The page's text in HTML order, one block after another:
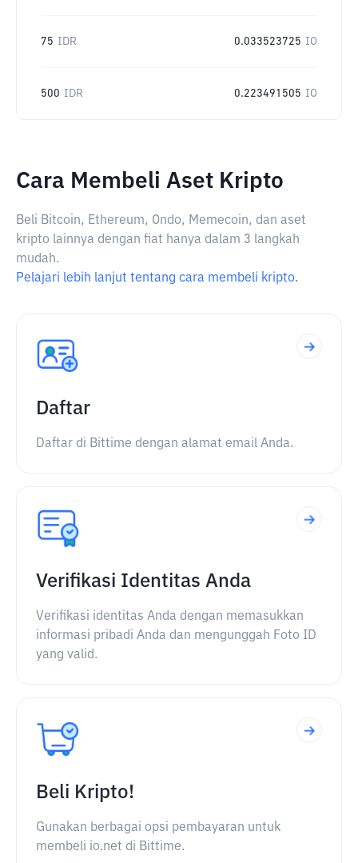
75 IDR 0.033523725 IO
500 IDR 0.223491505 IO
Cara Membeli Aset Kripto
Beli Bitcoin, Ethereum, Ondo, Memecoin, dan aset
kripto lainnya dengan fiat hanya dalam 3 langkah
mudah.
Pelajari lebih lanjut tentang cara membeli kripto.
Daftar
Daftar di Bittime dengan alamat email Anda.
Verifikasi Identitas Anda
Verifikasi identitas Anda dengan memasukkan
informasi pribadi Anda dan mengunggah Foto ID
yang valid.
Beli Kripto!
Gunakan berbagai opsi pembayaran untuk
membeli io.net di Bittime.